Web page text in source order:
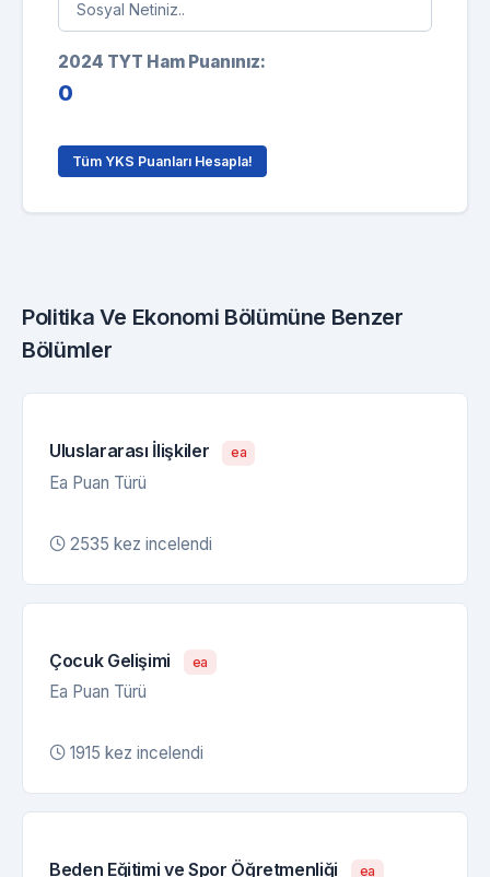
2024 TYT Ham Puanınız:
0
Tüm YKS Puanları Hesapla!
Politika Ve Ekonomi Bölümüne Benzer
Bölümler
Uluslararası İlişkiler ea
Ea Puan Türü
2535 kez incelendi
Çocuk Gelişimi ea
Ea Puan Türü
1915 kez incelendi
Beden Eğitimi ve Spor Öğretmenliği ea